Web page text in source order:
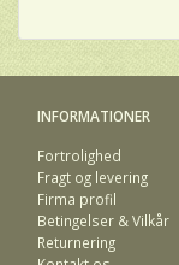
INFORMATIONER
Fortrolighed
Fragt og levering
Firma profil
Betingelser & Vilkår
Returnering